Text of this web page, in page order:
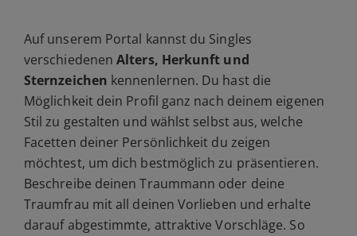
Auf unserem Portal kannst du Singles
verschiedenenAlters, Herkunft und
Sternzeichen kennenlernen. Du hast die
Möglichkeit dein Profil ganz nach deinem eigenen
Stil zu gestalten und wählst selbst aus, welche
Facetten deiner Persönlichkeit du zeigen
möchtest, um dich bestmöglich zu präsentieren.
Beschreibe deinen Traummann oder deine
Traumfrau mit all deinen Vorlieben und erhalte
darauf abgestimmte, attraktive Vorschläge. So